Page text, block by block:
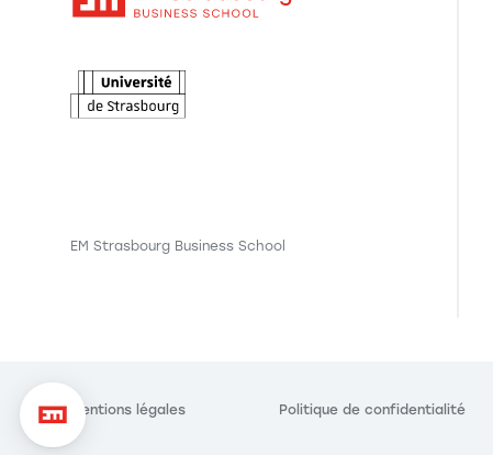
Notre plateforme vous permet d'adapter et de gérer vos
EM Strasbourg Business School
Mentions légales Politique de confidentialité